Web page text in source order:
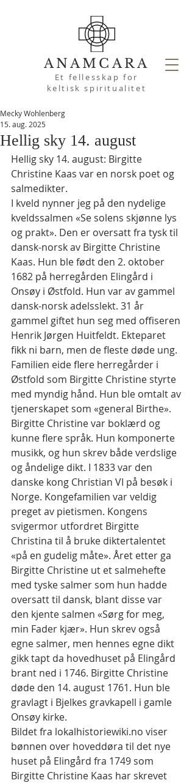
ANAMCARA
Et fellesskap for
keltisk spiritualitet
Hellig sky 14. august
Mecky Wohlenberg
15. aug. 2025
Hellig sky 14. august: Birgitte
Christine Kaas var en norsk poet og
salmedikter.
I kveld nynner jeg på den nydelige
kveldssalmen «Se solens skjønne lys
og prakt». Den er oversatt fra tysk til
dansk-norsk av Birgitte Christine
Kaas. Hun ble født den 2. oktober
1682 på herregården Elingård i
Onsøy i Østfold. Hun var av gammel
dansk-norsk adelsslekt. 31 år
gammel giftet hun seg med offiseren
Henrik Jørgen Huitfeldt. Ekteparet
fikk ni barn, men de fleste døde ung.
Familien eide flere herregårder i
Østfold som Birgitte Christine styrte
med myndig hånd. Hun ble omtalt av
tjenerskapet som «general Birthe».
Birgitte Christine var boklærd og
kunne flere språk. Hun komponerte
musikk, og hun skrev både verdslige
og åndelige dikt. I 1833 var den
danske kong Christian VI på besøk i
Norge. Kongefamilien var veldig
preget av pietismen. Kongens
svigermor utfordret Birgitte
Christina til å bruke diktertalentet
«på en gudelig måte». Året etter ga
Birgitte Christine ut et salmehefte
med tyske salmer som hun hadde
oversatt til dansk, blant disse var
den kjente salmen «Sørg for meg,
min Fader kjær». Hun skrev også
egne salmer, men hennes egne dikt
gikk tapt da hovedhuset på Elingård
brant ned i 1746. Birgitte Christine
døde den 14. august 1761. Hun ble
gravlagt i Bjelkes gravkapell i gamle
Onsøy kirke.
Bildet fra lokalhistoriewiki.no viser
bønnen over hoveddøra til det nye
huset på Elingård fra 1749 som
Birgitte Christine Kaas har skrevet